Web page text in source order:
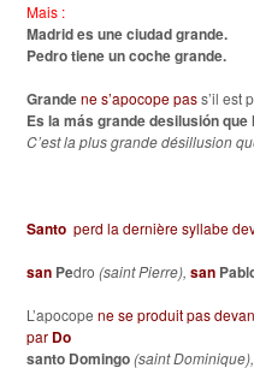
Mais :
Madrid es une ciudad grande.
Pedro tiene un coche grande.
Grandene s’apocope pass’il est
Es la más grande desilusión que
C’est la plus grande désillusion
Santo perd la dernière syllabe
san Pedro (saint Pierre), san
L’apocope ne se produit pas
par Do
santo Domingo(saint Dominique),